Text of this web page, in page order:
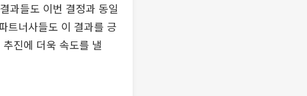
과들도 이번 결정과 동일
트너사들도 이 결과를 긍
진에 더욱 속도를 낼